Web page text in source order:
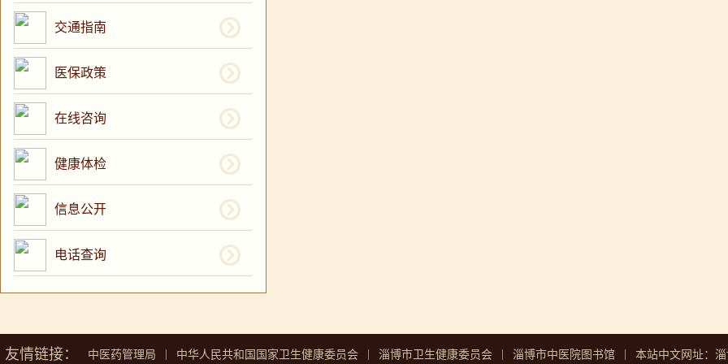
交通指南
医保政策
在线咨询
健康体检
信息公开
电话查询
友情链接： 中医药管理局 中华人民共和国国家卫生健康委员会 淄博市卫生健康委员会 淄博市中医院图书馆 本站中文网址：